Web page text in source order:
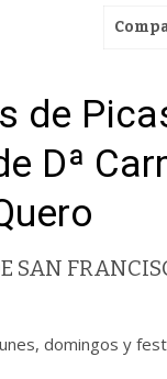
de
Dª
SAN
domingos y